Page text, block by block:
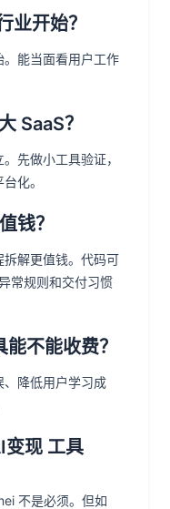
业开始？
。能当面看用户工作
SaaS？
先做小工具验证，
化。
钱？
解更值钱。代码可
常规则和交付习惯
不能收费？
降低用户学习成
现 工具
不是必须。但如